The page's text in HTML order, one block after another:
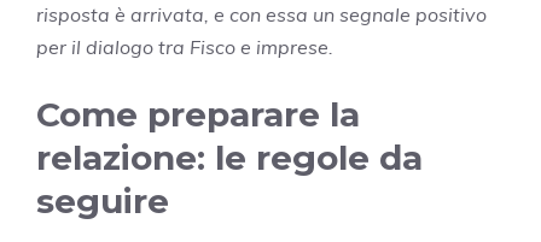
risposta è arrivata, e con essa un segnale positivo
per il dialogo tra Fisco e imprese.
Come preparare la
relazione: le regole da
seguire